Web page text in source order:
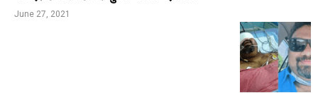
aJune 27, 2021